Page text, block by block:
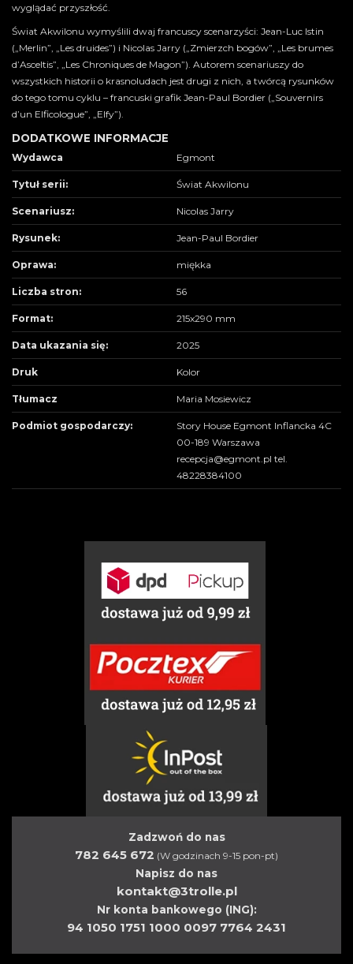
wyglądać przyszłość.
Świat Akwilonu wymyślili dwaj francuscy scenarzyści: Jean-Luc Istin
(„Merlin”, „Les druides”) i Nicolas Jarry („Zmierzch bogów”, „Les brumes
d’Asceltis”, „Les Chroniques de Magon”). Autorem scenariuszy do
wszystkich historii o krasnoludach jest drugi z nich, a twórcą rysunków
do tego tomu cyklu – francuski grafik Jean-Paul Bordier („Souvernirs
d’un Elficologue”, „Elfy”).
DODATKOWE INFORMACJE
Wydawca Egmont
Tytuł serii: Świat Akwilonu
Scenariusz: Nicolas Jarry
Rysunek: Jean-Paul Bordier
Oprawa: miękka
Liczba stron: 56
Format: 215x290 mm
Data ukazania się: 2025
Druk Kolor
Tłumacz Maria Mosiewicz
Podmiot gospodarczy:
Story House Egmont Inflancka 4C
00-189 Warszawa
recepcja@egmont.pl tel.
48228384100
Zadzwoń do nas
782 645 672 (W godzinach 9-15 pon-pt)
Napisz do nas
kontakt@3trolle.pl
Nr konta bankowego (ING):
94 1050 1751 1000 0097 7764 2431